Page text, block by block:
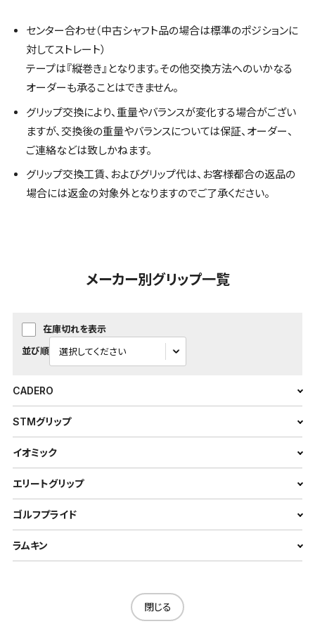
センター合わせ（中古シャフト品の場合は標準のポジションに
対してストレート）
テープは『縦巻き』となります。その他交換方法へのいかなる
オーダーも承ることはできません。
グリップ交換により、重量やバランスが変化する場合がござい
ますが、交換後の重量やバランスについては保証、オーダー、
ご連絡などは致しかねます。
グリップ交換工賃、およびグリップ代は、お客様都合の返品の
場合には返金の対象外となりますのでご了承ください。
メーカー別グリップ一覧
在庫切れを表示
並び順
CADERO
STMグリップ
イオミック
エリートグリップ
ゴルフプライド
ラムキン
閉じる